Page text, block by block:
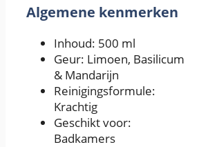
Algemene kenmerken
Inhoud: 500 ml
Geur: Limoen, Basilicum
& Mandarijn
Reinigingsformule:
Krachtig
Geschikt voor:
Badkamers